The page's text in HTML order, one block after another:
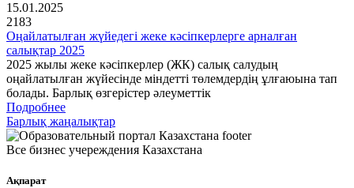
15.01.2025
2183
Оңайлатылған жүйедегі жеке кәсіпкерлерге арналған
салықтар 2025
2025 жылы жеке кәсіпкерлер (ЖК) салық салудың
оңайлатылған жүйесінде міндетті төлемдердің ұлғаюына тап
болады. Барлық өзгерістер әлеуметтік
Подробнее
Барлық жаңалықтар
Все бизнес учереждения Казахстана
Ақпарат